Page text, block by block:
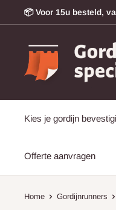
Doorgaan
naar
📦 Voor 15u besteld,
Gordijnhakenspecialist
Kies je gordijn
Offerte aanvragen
Home Gordijnrunners